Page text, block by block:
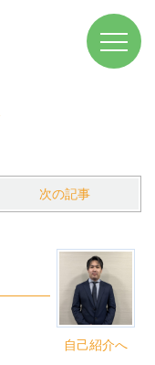
次の記事
自己紹介へ